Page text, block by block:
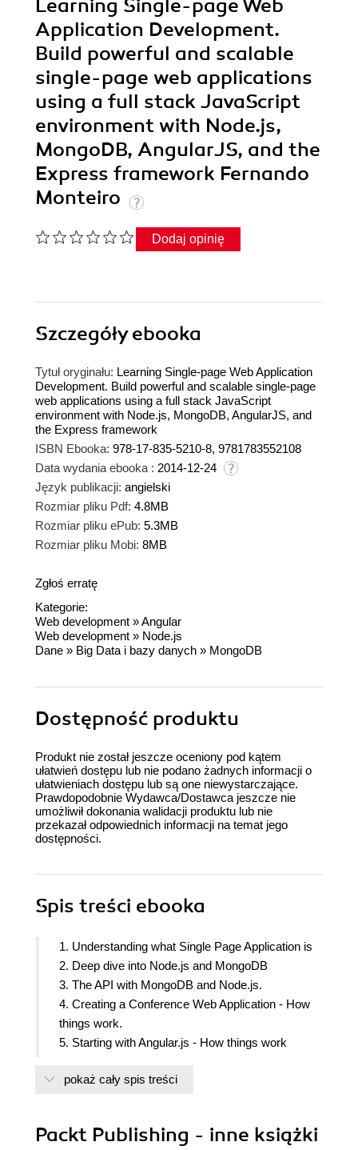
Learning Single-page Web
Application Development.
Build powerful and scalable
single-page web applications
using a full stack JavaScript
environment with Node.js,
MongoDB, AngularJS, and the
Express framework Fernando
Monteiro
Dodaj opinię
Szczegółyebooka
Tytuł oryginału: Learning Single-page Web Application
Development. Build powerful and scalable single-page
web applications using a full stack JavaScript
environment with Node.js, MongoDB, AngularJS, and
the Express framework
ISBN Ebooka: 978-17-835-5210-8, 9781783552108
Data wydania ebooka : 2014-12-24
Język publikacji: angielski
Rozmiar pliku Pdf: 4.8MB
Rozmiar pliku ePub: 5.3MB
Rozmiar pliku Mobi: 8MB
Zgłoś erratę
Kategorie:
Web development »Angular
Web development » Node.js
Dane » Big Data i bazy danych » MongoDB
Dostępność produktu
Produkt nie został jeszcze oceniony pod kątem
ułatwień dostępu lub nie podano żadnych informacji o
ułatwieniach dostępu lub są one niewystarczające.
Prawdopodobnie Wydawca/Dostawca jeszcze nie
umożliwił dokonania walidacji produktu lub nie
przekazał odpowiednich informacji na temat jego
dostępności.
Spis treści ebooka
1. Understanding what Single Page Application is
2. Deep dive into Node.js and MongoDB
3. The API with MongoDB and Node.js.
4. Creating a Conference Web Application - How
things work.
5. Starting with Angular.js - How things work
7. Testing Angular applications with Karma and
pokaż cały spis treści
Packt Publishing - inne książki